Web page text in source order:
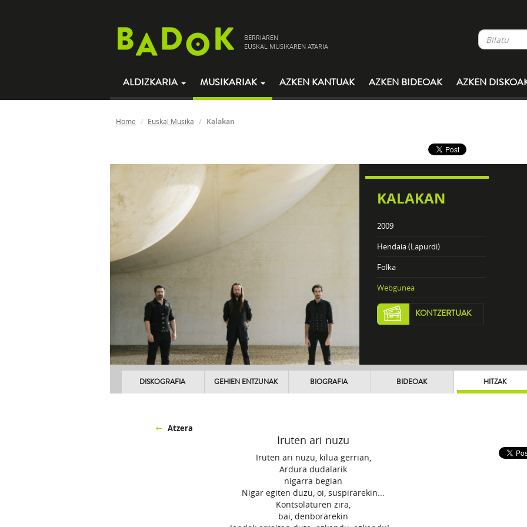
BERRIAREN
EUSKAL MUSIKAREN ATARIA
ALDIZKARIA MUSIKARIAK AZKEN KANTUAK AZKEN BIDEOAK AZKEN
Home Euskal Musika Kalakan
KALAKAN
2009
Hendaia (Lapurdi)
Folka
Webgunea
KONTZERTUAK
DISKOGRAFIA GEHIEN ENTZUNAK BIOGRAFIA BIDEOAK HITZAK
Atzera
Iruten ari nuzu
Iruten ari nuzu, kilua gerrian,
Ardura dudalarik
nigarra begian
Nigar egiten duzu, oi, suspirarekin...
Kontsolaturen zira,
bai, denborarekin